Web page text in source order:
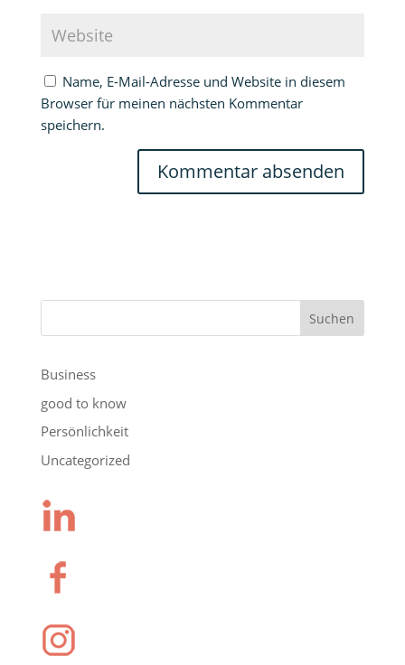
Name, E-Mail-Adresse und Website in diesem
Browser für meinen nächsten Kommentar
speichern.
Suchen
Business
good to know
Persönlichkeit
Uncategorized